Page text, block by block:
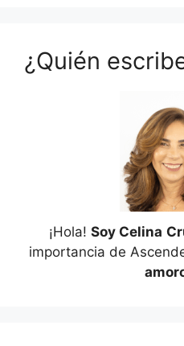
¿Quién
¡Hola! Soy Celina
importancia de